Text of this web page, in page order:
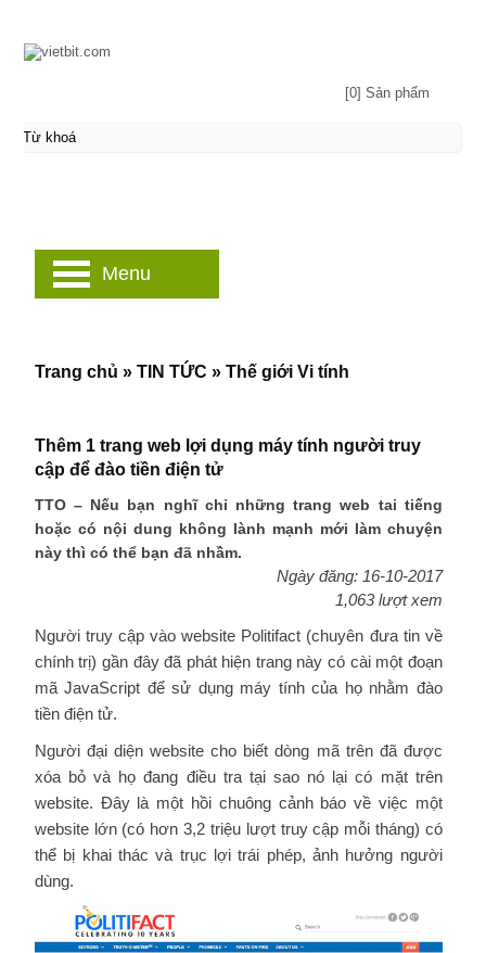
Thêm 1 trang web lợi dụng máy tính người truy
cập để đào tiền điện tử
TTO – Nếu bạn nghĩ chỉ những trang web tai tiếng
hoặc có nội dung không lành mạnh mới làm chuyện
này thì có thể bạn đã nhầm.
Ngày đăng: 16-10-2017
1,063 lượt xem
Người truy cập vào website Politifact (chuyên đưa tin về
chính trị) gần đây đã phát hiện trang này có cài một đoạn
mã JavaScript để sử dụng máy tính của họ nhằm đào
tiền điện tử.
Người đại diện website cho biết dòng mã trên đã được
xóa bỏ và họ đang điều tra tại sao nó lại có mặt trên
website. Đây là một hồi chuông cảnh báo về việc một
website lớn (có hơn 3,2 triệu lượt truy cập mỗi tháng) có
thể bị khai thác và trục lợi trái phép, ảnh hưởng người
dùng.
Trang chủ » TIN TỨC » Thế giới Vi tính
[0] Sản phẩm
Menu